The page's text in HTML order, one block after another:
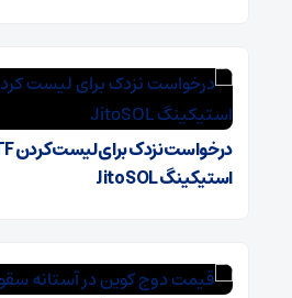
استیکینگ JitoSOL